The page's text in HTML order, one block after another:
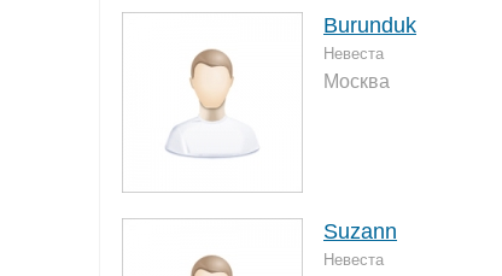
Burunduk
Невеста
Москва
Suzann
Невеста